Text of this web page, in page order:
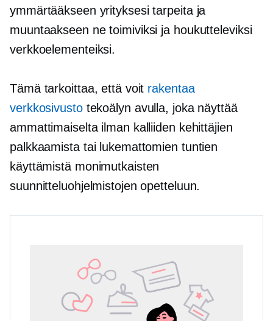
ymmärtääkseen yrityksesi tarpeita ja
muuntaakseen ne toimiviksi ja houkutteleviksi
verkkoelementeiksi.
Tämä tarkoittaa, että voit rakentaa
verkkosivustotekoälyn avulla, joka näyttää
ammattimaiselta ilman kalliiden kehittäjien
palkkaamista tai lukemattomien tuntien
käyttämistä monimutkaisten
suunnitteluohjelmistojen opetteluun.